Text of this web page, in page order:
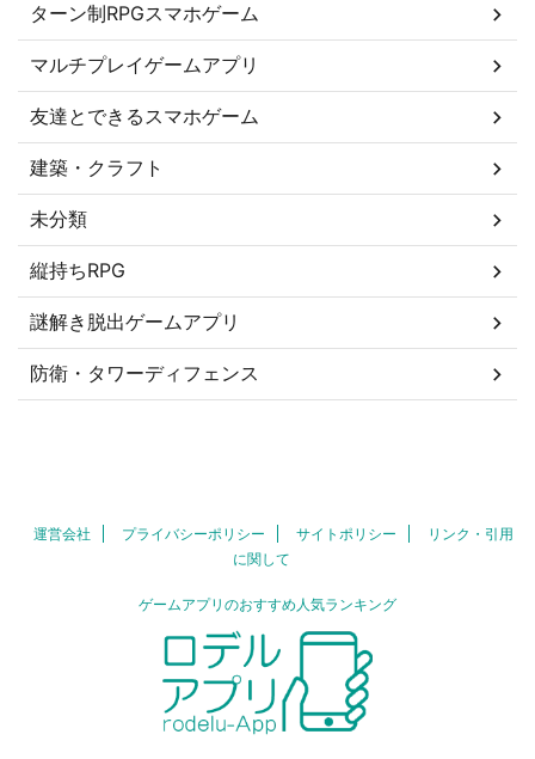
ターン制RPGスマホゲーム
マルチプレイゲームアプリ
友達とできるスマホゲーム
建築・クラフト
未分類
縦持ちRPG
謎解き脱出ゲームアプリ
防衛・タワーディフェンス
運営会社 プライバシーポリシー サイトポリシー
リンク・引用
に関して
ゲームアプリのおすすめ人気ランキング